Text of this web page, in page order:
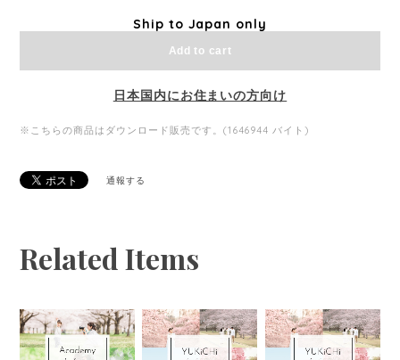
Ship to Japan only
Add to cart
日本国内にお住まいの方向け
※こちらの商品はダウンロード販売です。(1646944 バイト)
通報する
Related Items